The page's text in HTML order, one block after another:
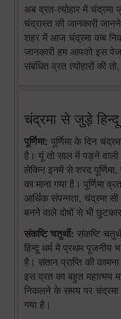
अब व्रत-त्योहार में चंद्रमा
चंद्रास्त की जानकारी
शहर में आज चंद्रमा कब
जानकारी हम आपको इस
संबंधित व्रत त्योहारों की तो,
चंद्रमा से जुड़े हिन्दू
पूर्णिमा: पूर्णिमा के दिन
है। यूं तो साल में पड़ने वाली
लेकिन इनमें से शरद पूर्णिमा,
का माना गया है। पूर्णिमा
आर्थिक संपन्नता, चंद्रमा
बनने वाले दोषों से भी
संकष्टि चतुर्थी: संकष्टि
हिन्दू धर्म में प्रथम पूजनीय
है। संतान प्राप्ति की
इस व्रत का बहुत महात्मय
निकलने के समय पर चंद्रमा
गया है।